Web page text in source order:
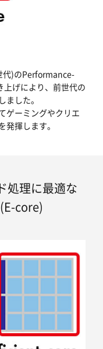
代)のPerformance-
げにより、前世代の
した。
ゲーミングやクリエ
揮します。
処理に最適な
core)